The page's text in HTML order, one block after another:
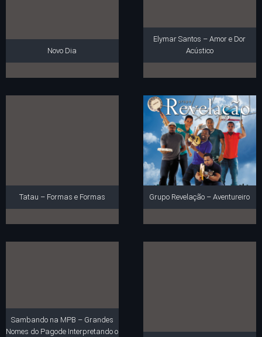
Novo Dia
Elymar Santos – Amor e Dor
Acústico
Tatau – Formas e Formas Grupo Revelação – Aventureiro
Sambando na MPB – Grandes
Nomes do Pagode Interpretando o